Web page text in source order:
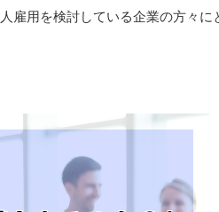
雇用を検討している企業の方々に